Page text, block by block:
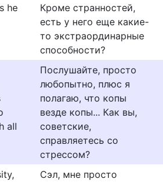
he
Кроме странностей,
есть у него еще какие-
то экстраординарные
способности?
all
Послушайте, просто
любопытно, плюс я
полагаю, что копы
везде копы... Как вы,
советские,
справляетесь со
стрессом?
Сэл, мне просто